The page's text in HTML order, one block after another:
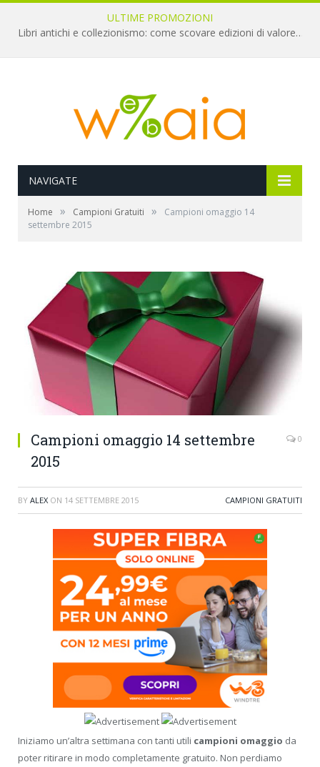
ULTIME PROMOZIONI
Libri antichi e collezionismo: come scovare edizioni di valore a pochi euro
NAVIGATE
Home » Campioni Gratuiti »
Campioni omaggio 14
settembre 2015
Campioni omaggio 14 settembre
2015
0
BY ALEX ON 14 SETTEMBRE 2015 CAMPIONI GRATUITI
Iniziamo un’altra settimana con tanti utili campioni omaggio da
poter ritirare in modo completamente gratuito. Non perdiamo